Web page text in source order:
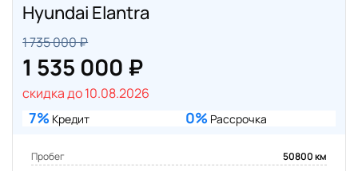
Hyundai Elantra
1 735 000 ₽
1 535 000 ₽
скидка до 10.08.2026
7% Кредит 0% Рассрочка
Пробег 50800 км